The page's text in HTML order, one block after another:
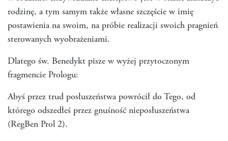
rodzinę, a tym samym także własne szczęście w imię
postawienia na swoim, na próbie realizacji swoich pragnień
sterowanych wyobrażeniami.
Dlatego św. Benedykt pisze w wyżej przytoczonym
fragmencie Prologu:
Abyś przez trud posłuszeństwa powrócił do Tego, od
którego odszedłeś przez gnuśność nieposłuszeństwa
(RegBen Prol 2).